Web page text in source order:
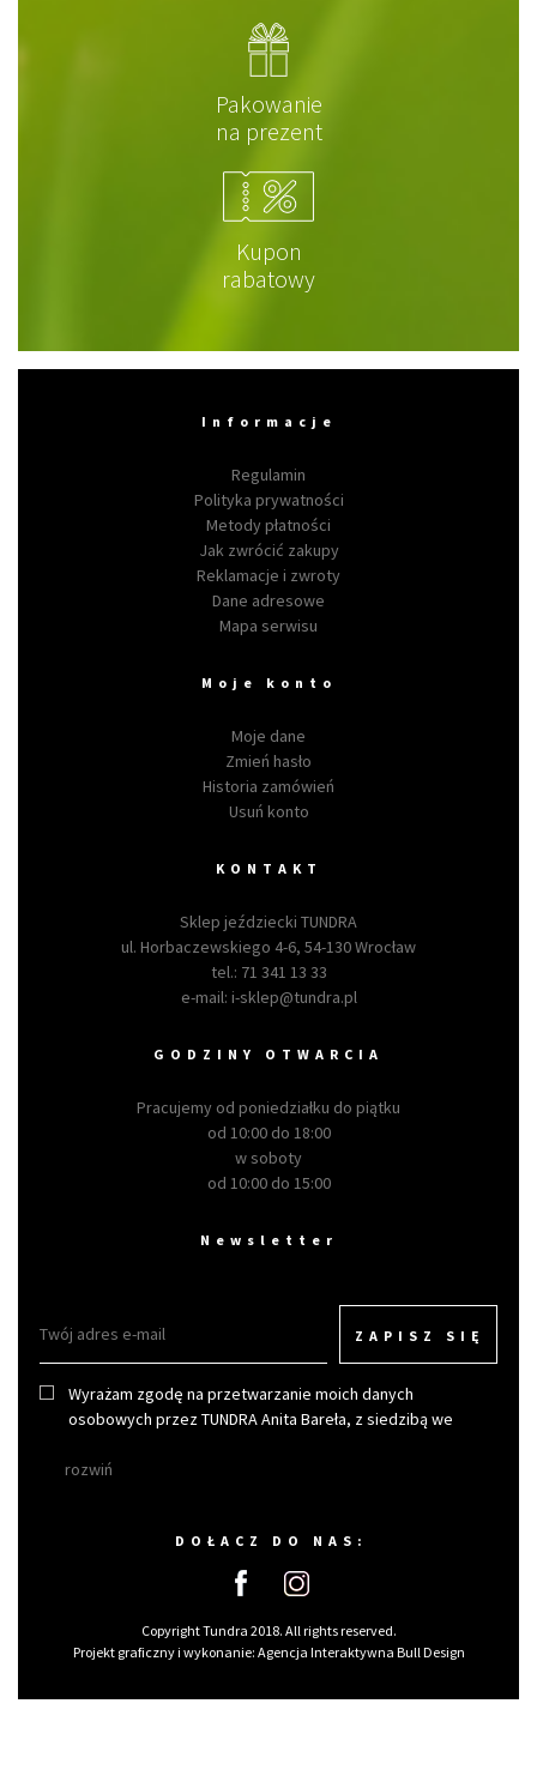
Pakowanie
na prezent
Kupon
rabatowy
Informacje
Regulamin
Polityka prywatności
Metody płatności
Jak zwrócić zakupy
Reklamacje i zwroty
Dane adresowe
Mapa serwisu
Moje konto
Moje dane
Zmień hasło
Historia zamówień
Usuń konto
KONTAKT
Sklep jeździecki TUNDRA
ul. Horbaczewskiego 4-6, 54-130 Wrocław
tel.: 71 341 13 33
e-mail: i-sklep@tundra.pl
GODZINY OTWARCIA
Pracujemy od poniedziałku do piątku
od 10:00 do 18:00
w soboty
od 10:00 do 15:00
Newsletter
ZAPISZ SIĘ
Wyrażam zgodę na przetwarzanie moich danych
osobowych przez TUNDRA Anita Bareła, z siedzibą we
rozwiń
DOŁACZ DO NAS:
Copyright Tundra 2018. All rights reserved.
Projekt graficzny i wykonanie: Agencja Interaktywna Bull Design